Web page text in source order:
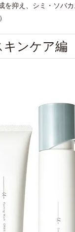
を抑え、シミ・ソバ
キンケア編